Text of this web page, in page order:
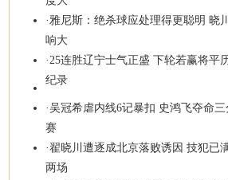
· 雅尼斯：绝杀球应处理得更聪明 晓
响大
· 25连胜辽宁士气正盛 下轮若赢将平
纪录
·吴冠希虐内线6记暴扣 史鸿飞夺命三
赛
·翟晓川遭逐成北京落败诱因 技犯已
两场